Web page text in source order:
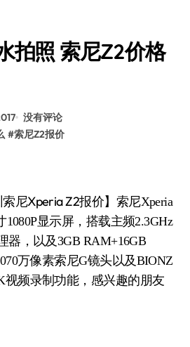
拍照 索尼Z2价格
没有评论
#索尼Z2报价
尼Xperia Z2报价】 索尼Xperia
1080P显示屏，搭载主频2.3GHz
器，以及3GB RAM+16GB
万像素索尼G镜头以及BIONZ
视频录制功能，感兴趣的朋友